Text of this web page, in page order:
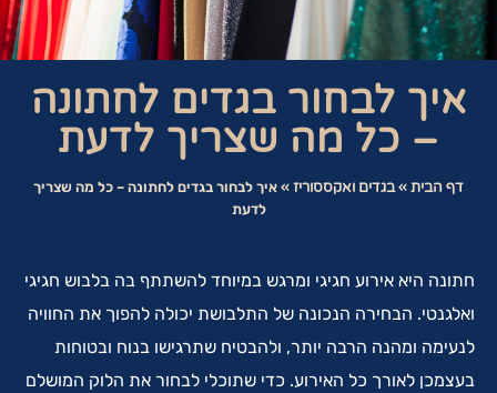
איך לבחור בגדים לחתונה
– כל מה שצריך לדעת
דף הבית »בגדים ואקססוריז » איך לבחור בגדים לחתונה – כל מה שצריך
לדעת
חתונה היא אירוע חגיגי ומרגש במיוחד להשתתף בה בלבוש חגיגי
ואלגנטי. הבחירה הנכונה של התלבושת יכולה להפוך את החוויה
לנעימה ומהנה הרבה יותר, ולהבטיח שתרגישו בנוח ובטוחות
בעצמכן לאורך כל האירוע. כדי שתוכלי לבחור את הלוק המושלם